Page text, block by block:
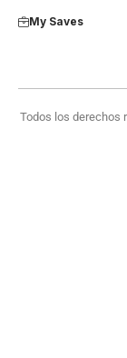
My Saves
Todos los derechos